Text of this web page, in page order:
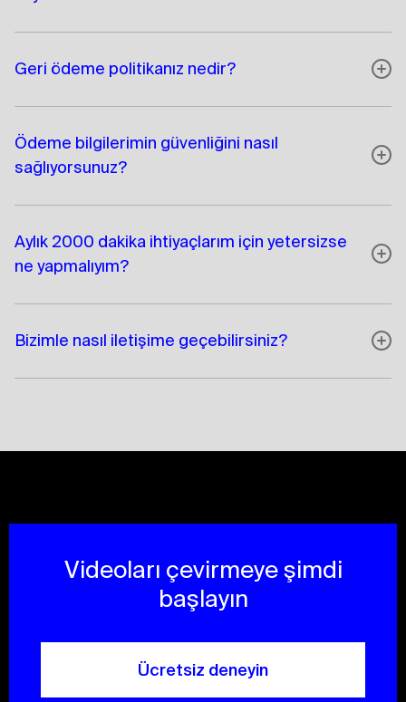
Geri ödeme politikanız nedir?
Ödeme bilgilerimin güvenliğini nasıl
sağlıyorsunuz?
Aylık 2000 dakika ihtiyaçlarım için yetersizse
ne yapmalıyım?
Bizimle nasıl iletişime geçebilirsiniz?
Videoları çevirmeye şimdi
başlayın
Ücretsiz deneyin